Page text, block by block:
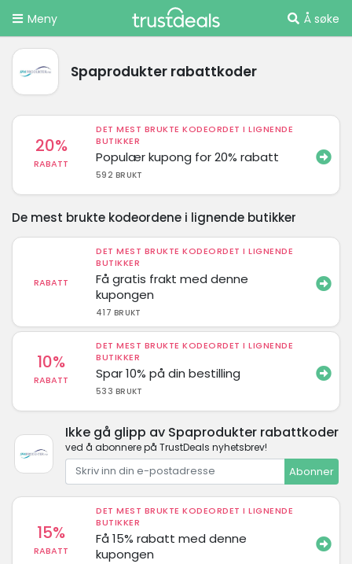
Meny Å søke
Spaprodukter rabattkoder
20%
RABATT
DET MEST BRUKTE KODEORDET I LIGNENDE
BUTIKKER
Populær kupong for 20% rabatt
592 BRUKT
De mest brukte kodeordene i lignende butikker
RABATT
DET MEST BRUKTE KODEORDET I LIGNENDE
BUTIKKER
Få gratis frakt med denne
kupongen
417 BRUKT
10%
RABATT
DET MEST BRUKTE KODEORDET I LIGNENDE
BUTIKKER
Spar 10% på din bestilling
533 BRUKT
Ikke gå glipp av Spaprodukter rabattkoder
ved å abonnere på TrustDeals nyhetsbrev!
Abonner
15%
RABATT
DET MEST BRUKTE KODEORDET I LIGNENDE
BUTIKKER
Få 15% rabatt med denne
kupongen